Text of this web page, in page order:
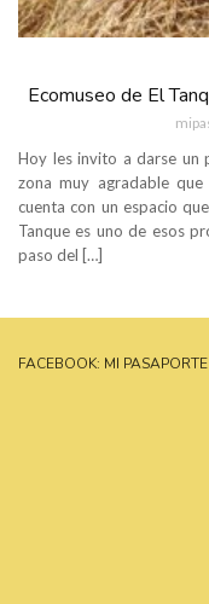
Ecomuseo de El
Hoy les invito a darse un
zona muy agradable
cuenta con un espacio
Tanque es uno de esos
paso del […]
FACEBOOK: MI PASAPORTE